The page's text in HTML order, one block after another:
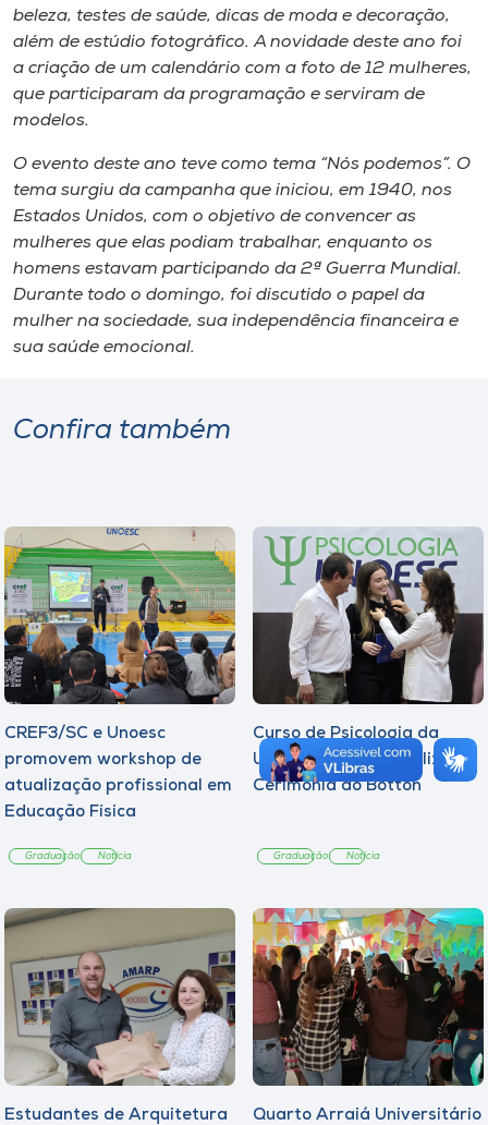
beleza, testes de saúde, dicas de moda e decoração,
além de estúdio fotográfico. A novidade deste ano foi
a criação de um calendário com a foto de 12 mulheres,
que participaram da programação e serviram de
modelos.
O evento deste ano teve como tema “Nós podemos”. O
tema surgiu da campanha que iniciou, em 1940, nos
Estados Unidos, com o objetivo de convencer as
mulheres que elas podiam trabalhar, enquanto os
homens estavam participando da 2ª Guerra Mundial.
Durante todo o domingo, foi discutido o papel da
mulher na sociedade, sua independência financeira e
sua saúde emocional.
Confira também
CREF3/SC e Unoesc
promovem workshop de
atualização profissional em
Educação Física
Graduação Notícia
Curso de Psicologia da
Unoesc Joaçaba realiza 2ª
Cerimônia do Botton
Graduação Notícia
Estudantes de Arquitetura Quarto Arraiá Universitário